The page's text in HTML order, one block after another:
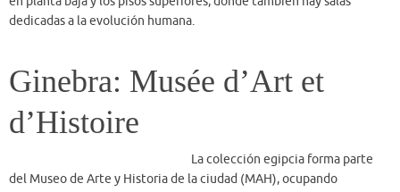
del Museo de Arte y Historia de la ciudad (MAH), ocupando
actualmente una amplia sala en el primer sótano. El edificio del
Ocupa cinco niveles con una superficie cercana a los 7.000 m2, de
los cuales unos 300 m2 corresponden a la colección egipcia. Los
cuando Firmin Abauzit (1679-1767), bibliotecario de la Academia y
algunas piezas que fueron dispuestas en el “gabinete de
curiosidades” de la mencionada institución…